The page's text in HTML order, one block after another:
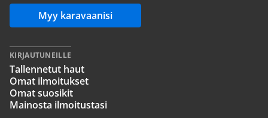
Myy karavaanisi
KIRJAUTUNEILLE
Tallennetut haut
Omat ilmoitukset
Omat suosikit
Mainosta ilmoitustasi